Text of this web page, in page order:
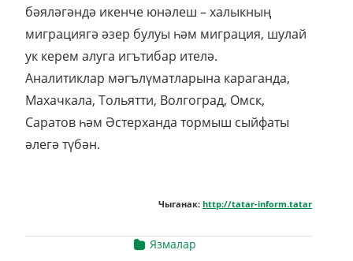
бәяләгәндә икенче юнәлеш – халыкның
миграциягә әзер булуы һәм миграция, шулай
ук керем алуга игътибар ителә.
Аналитиклар мәгълүматларына караганда,
Махачкала, Тольятти, Волгоград, Омск,
Саратов һәм Әстерханда тормыш сыйфаты
әлегә түбән.
Чыганак: http://tatar-inform.tatar
Язмалар